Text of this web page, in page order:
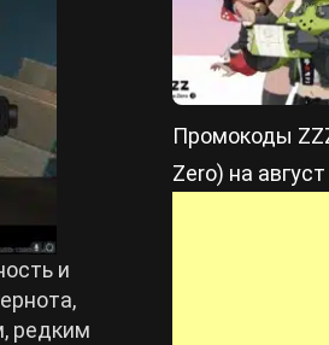
и
редким
Промокоды
Zero) на